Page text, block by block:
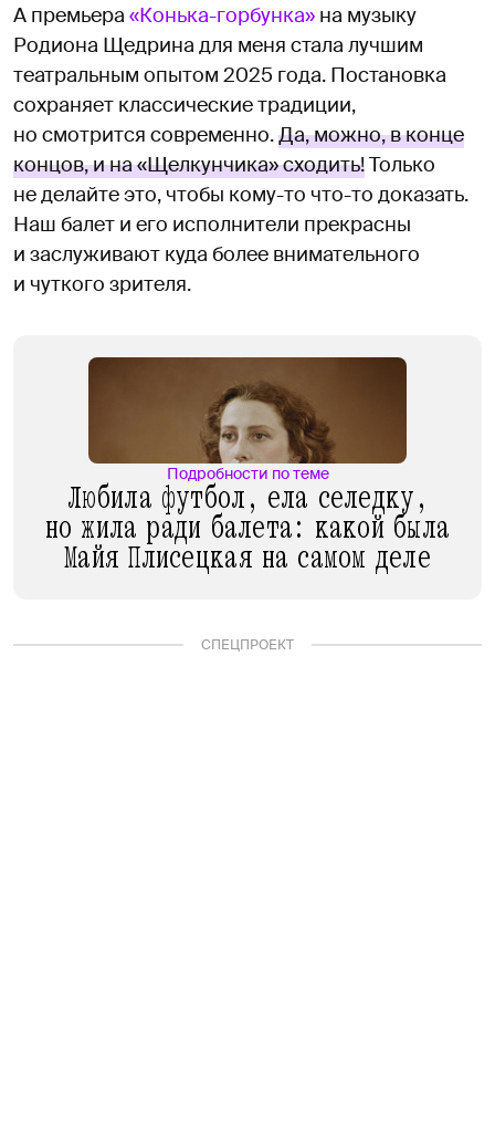
А премьера «Конька-горбунка» на музыку
Родиона Щедрина для меня стала лучшим
театральным опытом 2025 года. Постановка
сохраняет классические традиции,
но смотрится современно.Да, можно, в конце
концов, и на «Щелкунчика» сходить!Только
не делайте это, чтобы кому-то что-то доказать.
Наш балет и его исполнители прекрасны
и заслуживают куда более внимательного
и чуткого зрителя.
Подробности по теме
Любила футбол, ела селедку,
но жила ради балета: какой была
Майя Плисецкая на самом деле
СПЕЦПРОЕКТ